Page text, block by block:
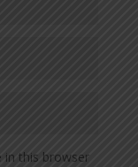
in this browser